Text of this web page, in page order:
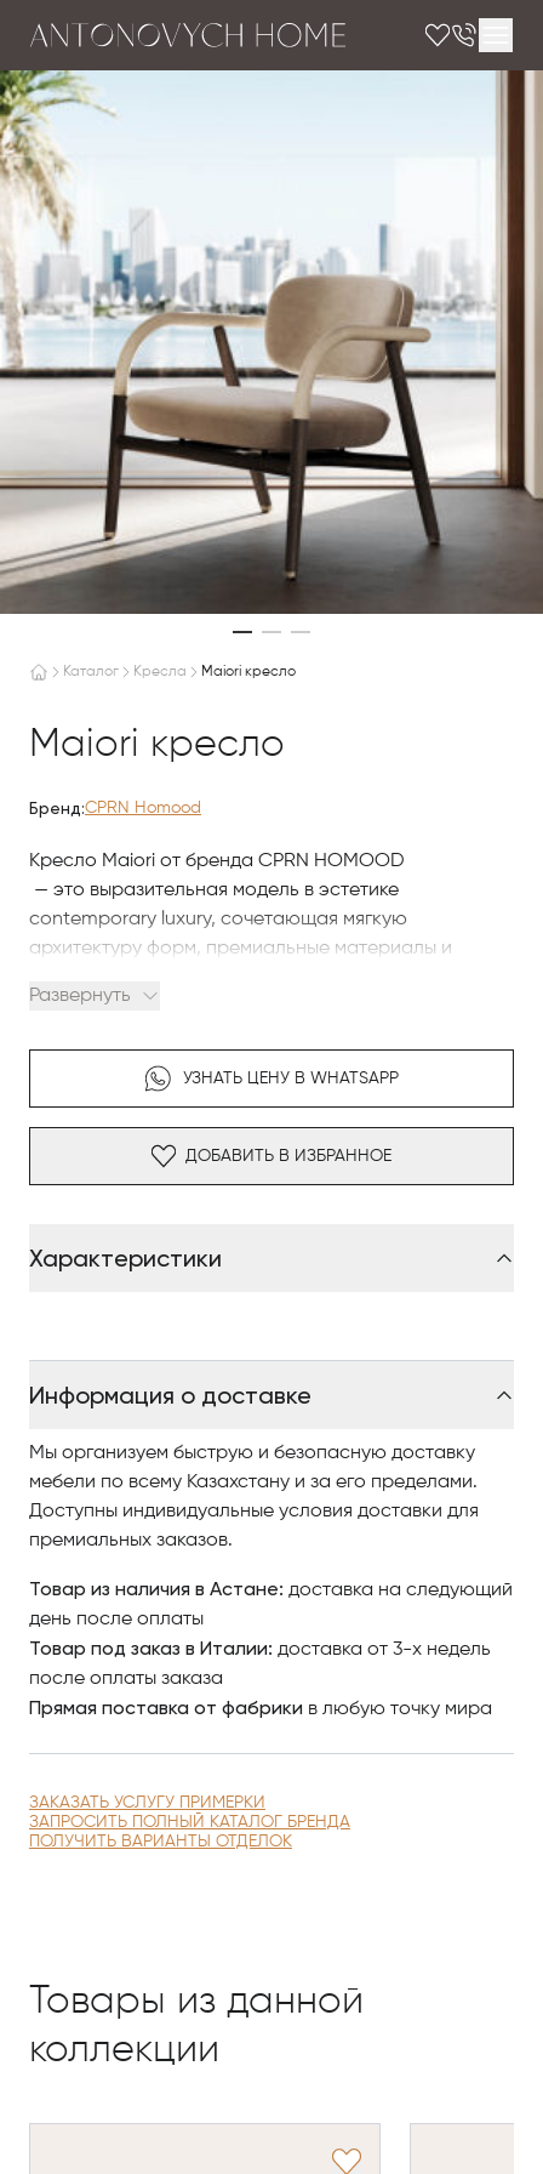
Каталог Кресла Maiori кресло
Maiori кресло
Бренд:CPRN Homood
Кресло Maiori от бренда CPRN HOMOOD
— это выразительная модель в эстетике
contemporary luxury, сочетающая мягкую
архитектуру форм, премиальные материалы и
деталям. Кресло создано как акцентный предмет
мастерство и современную геометрию.
Конструкция модели выполнена на прочной
деревянной основе с мягкой upholstered-отделкой
тканью и натуральной кожей. Скругленные линии
между элементами создают ощущение визуальной
сложных фактур, натуральная кожа и древесина
высокого качества, включая варианты с отделкой из
черненого ясеня. Кожаные вставки на
подлокотниках подчеркивают архитектурный
Дизайн коллекции Shapes строится на мягких
формах и округлых линиях, создающих атмосферу
спокойствия, комфорта и визуальной гармонии.
Технические характеристики модели Maiori
— деревянная структура;
— upholstered-обивка тканью и натуральной кожей;
— интегрированные подлокотники с кожаными
Кресло Maiori органично вписывается в интерьеры
гостиных, lounge-зон, private office и luxury
hospitality пространств. Модель отражает
ремесленного производства. Возможность
Развернуть
УЗНАТЬ ЦЕНУ В WHATSAPP
ДОБАВИТЬ В ИЗБРАННОЕ
Характеристики
Информация о доставке
Мы организуем быструю и безопасную доставку
мебели по всему Казахстану и за его пределами.
Доступны индивидуальные условия доставки для
премиальных заказов.
Товар из наличия в Астане: доставка на следующий
день после оплаты
Товар под заказ в Италии: доставка от 3-х недель
после оплаты заказа
Прямая поставка от фабрики в любую точку мира
ЗАКАЗАТЬ УСЛУГУ ПРИМЕРКИ
ЗАПРОСИТЬ ПОЛНЫЙ КАТАЛОГ БРЕНДА
ПОЛУЧИТЬ ВАРИАНТЫ ОТДЕЛОК
Товары из данной
коллекции